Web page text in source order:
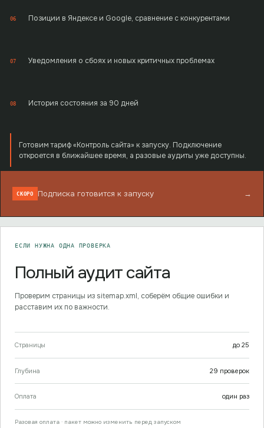
06 Позиции в Яндексе и Google, сравнение с конкурентами
07 Уведомления о сбоях и новых критичных проблемах
08 История состояния за 90 дней
Готовим тариф «Контроль сайта» к запуску. Подключение
откроется в ближайшее время, а разовые аудиты уже доступны.
СКОРО Подписка готовится к запуску →
ЕСЛИ НУЖНА ОДНА ПРОВЕРКА
Полный аудит сайта
Проверим страницы из sitemap.xml, соберём общие ошибки и
расставим их по важности.
Страницы до 25
Глубина 29 проверок
Оплата один раз
Разовая оплата · пакет можно изменить перед запуском